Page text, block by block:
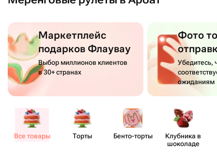
Маркетплейс
подарков Флаувау
Выбор миллионов клиентов
в 30+ странах
Фото
Убедитесь,
ожиданиям
Все товары Торты Бенто​-торты
Клубника в
шоколаде